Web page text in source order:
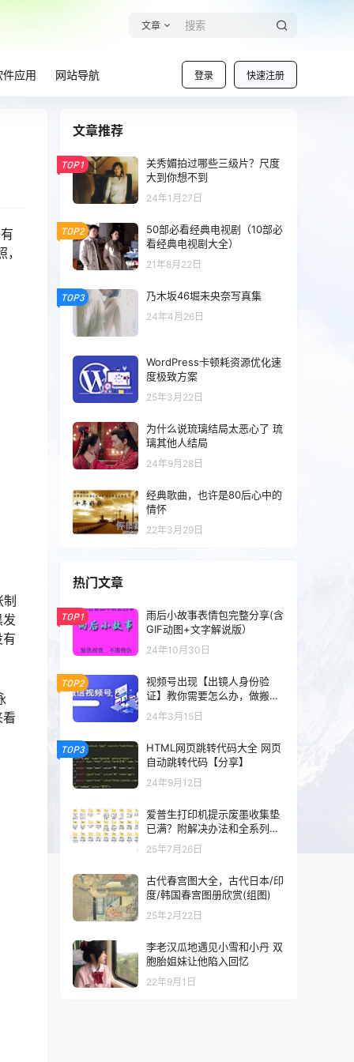
文章
登录 快速注册
件应用 网站导航
文章推荐
TOP1
关秀媚拍过哪些三级片？尺度
大到你想不到
24年1月27日
TOP2
50部必看经典电视剧（10部必
看经典电视剧大全）
21年8月22日
TOP3 乃木坂46堀未央奈写真集
24年4月26日
WordPress卡顿耗资源优化速
度极致方案
25年3月22日
为什么说琉璃结局太恶心了 琉
璃其他人结局
24年9月28日
经典歌曲，也许是80后心中的
情怀
22年3月29日
热门文章
TOP1
雨后小故事表情包完整分享(含
GIF动图+文字解说版）
24年10月30日
TOP2
视频号出现【出镜人身份验
证】教你需要怎么办，做搬运
以及混剪的可以看一下
24年3月15日
TOP3
HTML网页跳转代码大全 网页
自动跳转代码【分享】
24年9月12日
爱普生打印机提示废墨收集垫
已满？附解决办法和全系列清
零工具和教程
25年7月26日
古代春宫图大全，古代日本/印
度/韩国春宫图册欣赏(组图)
25年2月22日
李老汉瓜地遇见小雪和小丹 双
胞胎姐妹让他陷入回忆
22年9月1日